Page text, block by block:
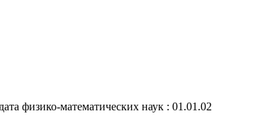
физико-математических наук : 01.01.02